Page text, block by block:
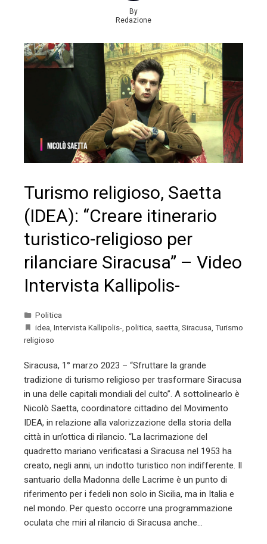
By
Redazione
Turismo religioso, Saetta
(IDEA): “Creare itinerario
turistico-religioso per
rilanciare Siracusa” – Video
Intervista Kallipolis-
Politica
idea, Intervista Kallipolis-, politica, saetta, Siracusa, Turismo
religioso
Siracusa, 1° marzo 2023 – “Sfruttare la grande
tradizione di turismo religioso per trasformare Siracusa
in una delle capitali mondiali del culto”. A sottolinearlo è
Nicolò Saetta, coordinatore cittadino del Movimento
IDEA, in relazione alla valorizzazione della storia della
città in un’ottica di rilancio. “La lacrimazione del
quadretto mariano verificatasi a Siracusa nel 1953 ha
creato, negli anni, un indotto turistico non indifferente. Il
santuario della Madonna delle Lacrime è un punto di
riferimento per i fedeli non solo in Sicilia, ma in Italia e
nel mondo. Per questo occorre una programmazione
oculata che miri al rilancio di Siracusa anche…